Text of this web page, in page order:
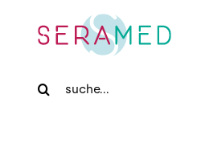
content
Home
for: